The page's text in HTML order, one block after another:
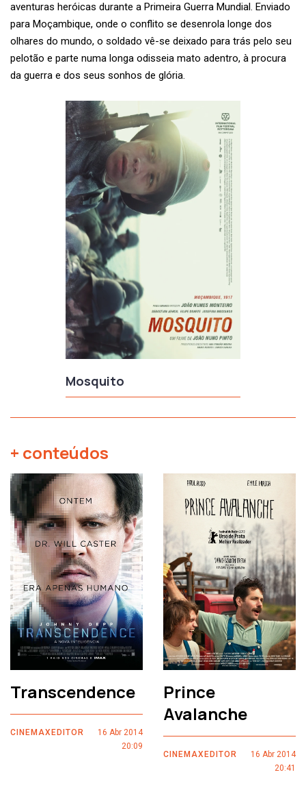
Mosquito
aventuras heróicas durante a Primeira Guerra Mundial. Enviado
para Moçambique, onde o conflito se desenrola longe dos
olhares do mundo, o soldado vê-se deixado para trás pelo seu
pelotão e parte numa longa odisseia mato adentro, à procura
da guerra e dos seus sonhos de glória.
+ conteúdos
Transcendence
CINEMAXEDITOR
16 Abr 2014
20:09
Prince
Avalanche
CINEMAXEDITOR
16 Abr 2014
20:41